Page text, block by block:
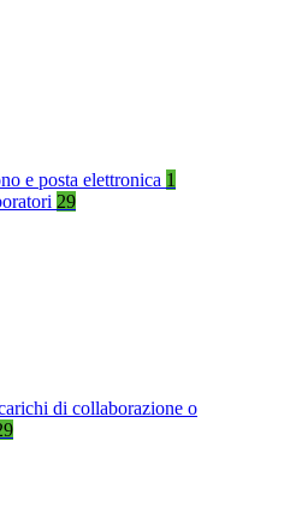
e posta elettronica 1
29
di collaborazione o